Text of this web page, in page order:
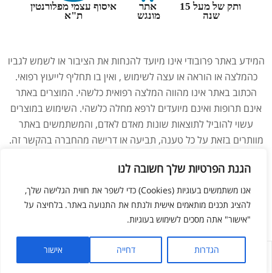
הגנת הפרטיות שלך חשובה לנו
אנו משתמשים בעוגיות (Cookies) כדי לשפר את חווית הגלישה שלך,
להציג תכנים מותאמים אישית ולנתח את התנועה באתר. בלחיצה על
"אישור" אתה מסכים לשימוש בעוגיות.
הגדרות דחייה אישור
לחנות החשבון שלי מועדפים חפש
ותק של מעל 15
שנה
אתר
מונגש
איסוף עצמי מפלורנטין
ת"א
המידע באתר פרובודי אינו מיועד להנחות את הציבור או לשמש לגביו
כהמלצה או הוראה או עצה לשימוש , ואין בו תחליף לייעוץ רפואי.
הכתוב באתר אינו מהווה המלצה רפואית כלשהי. המוצרים באתר
אינם תרופות ואינם מיועדים לרפא מחלה כלשהי. השימוש במוצרים
עשוי להוביל לתוצאות שונות מאדם לאדם, והמשתמשים באתר
מוותרים בזאת על כל טענה, תביעה או דרישה מהחברה בהקשר זה.
ברופא לפני השימוש במוצרים. התמונות באתר הן להמחשה בלבד.